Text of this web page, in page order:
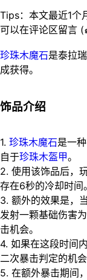
Tips：本文最近1个
珍珠木魔石是泰拉
成获得。
饰品介绍
1. 珍珠木魔石是一
自于珍珠木盔甲。
2. 使用该饰品后，
存在6秒的冷却时间。
3. 额外的效果是，
发射一颗基础伤害
击机会。
4. 如果在这段时间
二次暴击判定的机会
5. 在额外暴击期间